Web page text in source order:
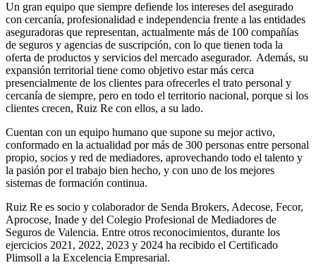
Un gran equipo que siempre defiende los intereses del asegurado
con cercanía, profesionalidad e independencia frente a las entidades
aseguradoras que representan, actualmente más de 100 compañías
de seguros y agencias de suscripción, con lo que tienen toda la
oferta de productos y servicios del mercado asegurador. Además, su
expansión territorial tiene como objetivo estar más cerca
presencialmente de los clientes para ofrecerles el trato personal y
cercanía de siempre, pero en todo el territorio nacional, porque si los
clientes crecen, Ruiz Re con ellos, a su lado.
Cuentan con un equipo humano que supone su mejor activo,
conformado en la actualidad por más de 300 personas entre personal
propio, socios y red de mediadores, aprovechando todo el talento y
la pasión por el trabajo bien hecho, y con uno de los mejores
sistemas de formación continua.
Ruiz Re es socio y colaborador de Senda Brokers, Adecose, Fecor,
Aprocose, Inade y del Colegio Profesional de Mediadores de
Seguros de Valencia. Entre otros reconocimientos, durante los
ejercicios 2021, 2022, 2023 y 2024 ha recibido el Certificado
Plimsoll a la Excelencia Empresarial.